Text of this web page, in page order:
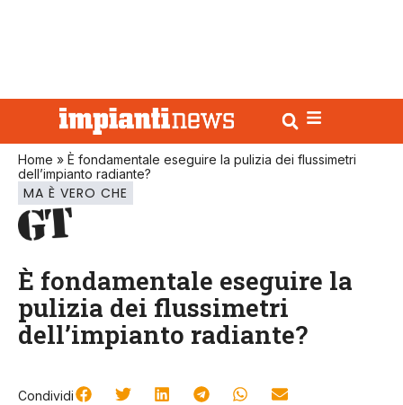
Home » È fondamentale eseguire la pulizia dei flussimetri
dell’impianto radiante?
MA È VERO CHE
È fondamentale eseguire la
pulizia dei flussimetri
dell’impianto radiante?
Condividi